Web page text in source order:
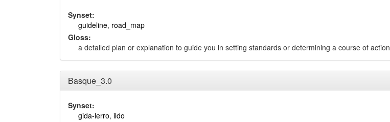
Synset:
guideline, road_map
Gloss:
a detailed plan or explanation to guide you in setting standards or determining a course of action
Basque_3.0
Synset:
gida-lerro, ildo